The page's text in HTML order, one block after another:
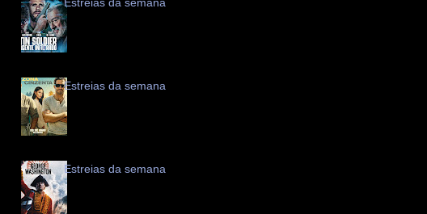
Estreias da semana
Estreias da semana